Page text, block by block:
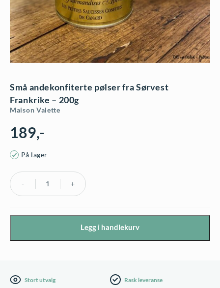
Små andekonfiterte pølser fra Sørvest
Frankrike – 200g
Maison Valette
189,-
På lager
Små
-
Legg i handlekurv
Stort utvalg Rask leveranse